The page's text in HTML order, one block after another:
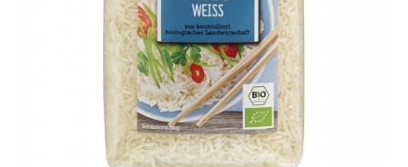
Mixuri bio si blaturi
Ciocolata, cacao si cafea
Cafea bio din cereale